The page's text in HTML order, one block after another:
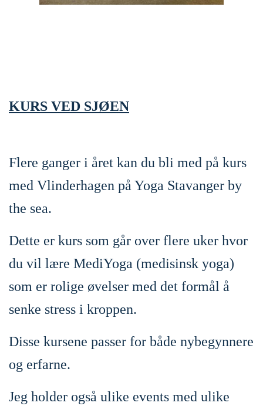
KURS VED SJØEN
Flere ganger i året kan du bli med på kurs
med Vlinderhagen på Yoga Stavanger by
the sea.
Dette er kurs som går over flere uker hvor
du vil lære MediYoga (medisinsk yoga)
som er rolige øvelser med det formål å
senke stress i kroppen.
Disse kursene passer for både nybegynnere
og erfarne.
Jeg holder også ulike events med ulike